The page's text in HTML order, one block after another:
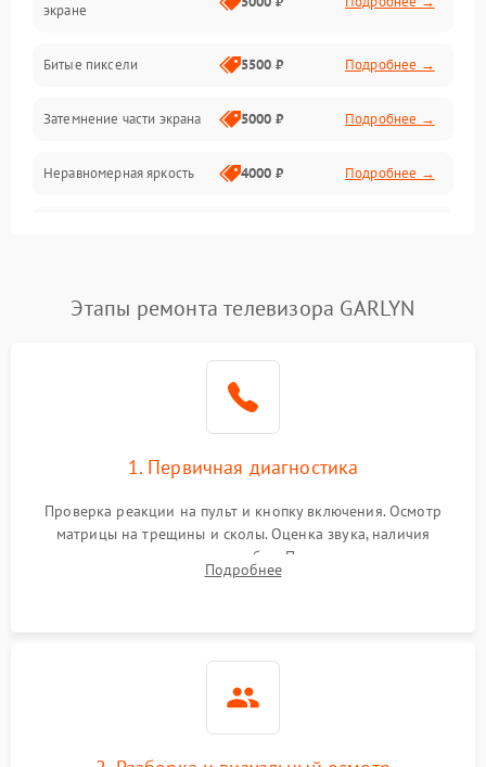
Механические повреждения
Программное обеспечение
Сеть и подключения
экране
Битые пиксели 5500 ₽ Подробнее →
Затемнение части экрана 5000 ₽ Подробнее →
Неравномерная яркость 4000 ₽ Подробнее →
Этапы ремонта телевизора GARLYN
1. Первичная диагностика
Проверка реакции на пульт и кнопку включения. Осмотр
матрицы на трещины и сколы. Оценка звука, наличия
подсветки и индикаторов ошибок. Подключение тестовых
источников сигнала для выявления симптомов поломки.
Подробнее